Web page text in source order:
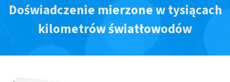
Doświadczenie mierzone w tysiącach
kilometrów światłowodów